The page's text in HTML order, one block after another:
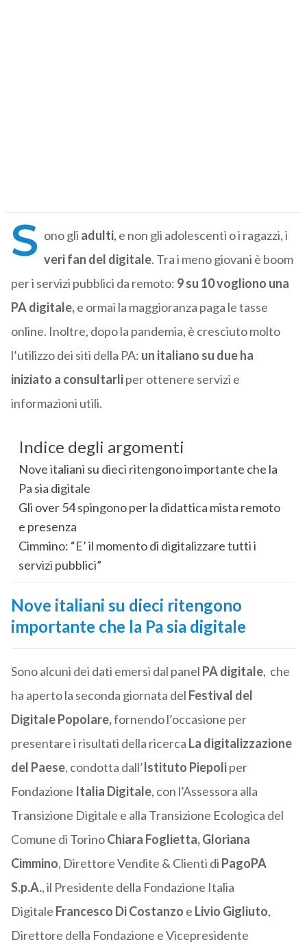
S ono gli adulti, e non gli adolescenti o i ragazzi, i
veri fan del digitale. Tra i meno giovani è boom
per i servizi pubblici da remoto: 9 su 10 vogliono una
PA digitale,e ormai la maggioranza paga le tasse
online. Inoltre, dopo la pandemia, è cresciuto molto
l’utilizzo dei siti della PA: un italiano su due ha
iniziato a consultarliper ottenere servizi e
informazioni utili.
Indice degli argomenti
Nove italiani su dieci ritengono importante che la
Pa sia digitale
Gli over 54 spingono per la didattica mista remoto
e presenza
Cimmino: “E’ il momento di digitalizzare tutti i
servizi pubblici”
Nove italiani su dieci ritengono
importante che la Pa sia digitale
Sono alcuni dei dati emersi dal panel PA digitale, che
ha aperto la seconda giornata del Festival del
Digitale Popolare,fornendo l’occasione per
presentare i risultati della ricerca La digitalizzazione
del Paese,condotta dall’Istituto Piepoliper
Fondazione Italia Digitale, con l’Assessora alla
Transizione Digitale e alla Transizione Ecologica del
Comune di TorinoChiara Foglietta, Gloriana
Cimmino, Direttore Vendite & Clienti di PagoPA
S.p.A., il Presidente della Fondazione Italia
Digitale Francesco Di Costanzo e Livio Gigliuto,
Direttore della Fondazione e Vicepresidente